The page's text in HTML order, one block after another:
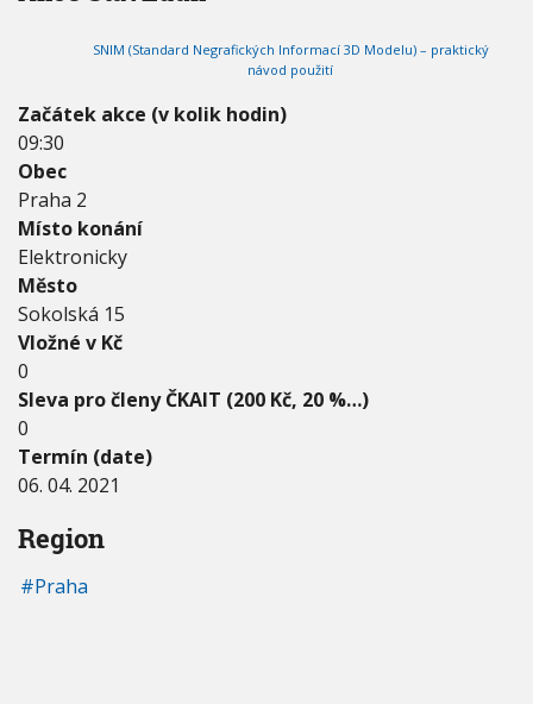
-
0
6
.
0
4
.
2
0
2
1
SNIM (Standard Negrafických Informací 3D Modelu) – praktický
návod použití
Začátek akce (v kolik hodin)
09:30
Obec
Praha 2
Místo konání
Elektronicky
Město
Sokolská 15
Vložné v Kč
0
Sleva pro členy ČKAIT (200 Kč, 20 %…)
0
Termín (date)
06. 04. 2021
Region
Praha